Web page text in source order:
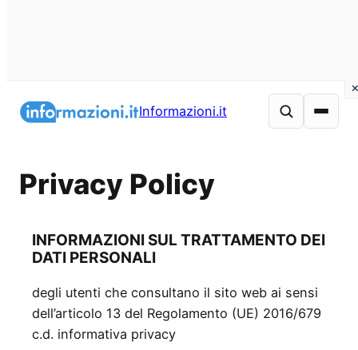
Informazioni.it
Privacy Policy
INFORMAZIONI SUL TRATTAMENTO DEI
DATI PERSONALI
degli utenti che consultano il sito web ai sensi
dell’articolo 13 del Regolamento (UE) 2016/679
c.d. informativa privacy